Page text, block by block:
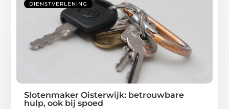
DIENSTVERLENING
Slotenmaker Oisterwijk: betrouwbare
hulp, ook bij spoed